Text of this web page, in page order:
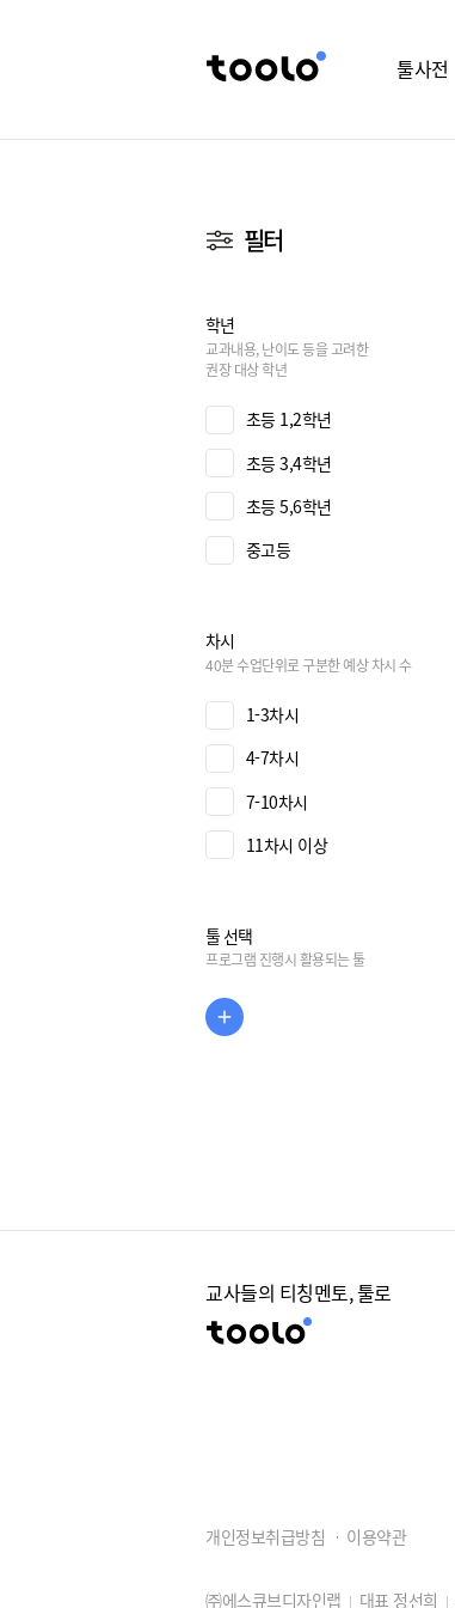
툴사전
필터
학년
교과내용, 난이도 등을 고려한
권장 대상 학년
초등 1,2학년
초등 3,4학년
초등 5,6학년
중고등
차시
40분 수업단위로 구분한 예상 차시 수
1-3차시
4-7차시
7-10차시
11차시 이상
툴 선택
프로그램 진행시 활용되는 툴
교사들의 티칭멘토, 툴로
개인정보취급방침 이용약관
㈜에스큐브디자인랩 대표 정선희